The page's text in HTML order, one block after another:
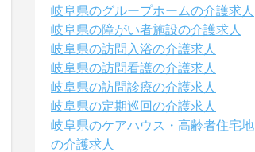
岐阜県のグループホームの介護求人
岐阜県の障がい者施設の介護求人
岐阜県の訪問入浴の介護求人
岐阜県の訪問看護の介護求人
岐阜県の訪問診療の介護求人
岐阜県の定期巡回の介護求人
岐阜県のケアハウス・高齢者住宅地
の介護求人